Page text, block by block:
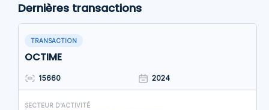
Dernières transactions
TRANSACTION
OCTIME
15660 2024
SECTEUR D'ACTIVITÉ